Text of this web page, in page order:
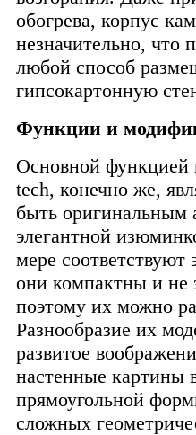
обогрева, корпус
незначительно, что
любой способ
гипсокартонную
Функции и
Основной функцией
tech, конечно же,
быть оригинальным
элегантной
мере
они компактны и
поэтому их можно
Разнообразие их
развитое
настенные картины
прямоугольной
сложных